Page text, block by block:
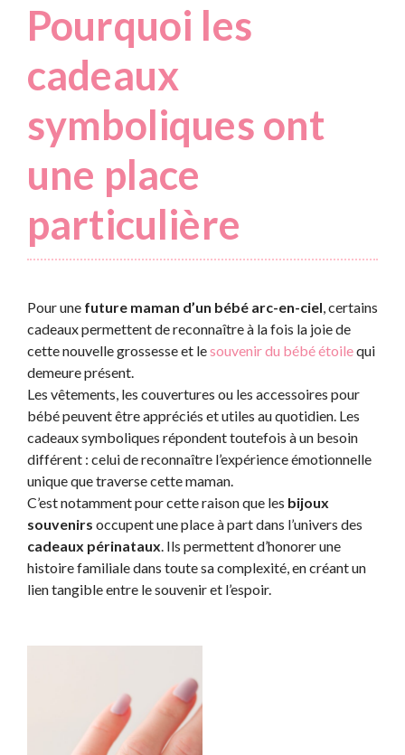
Pourquoi les
cadeaux
symboliques ont
une place
particulière
Pour une future maman d’un bébé arc-en-ciel, certains
cadeaux permettent de reconnaître à la fois la joie de
cette nouvelle grossesse et lesouvenir du bébé étoilequi
demeure présent.
Les vêtements, les couvertures ou les accessoires pour
bébé peuvent être appréciés et utiles au quotidien. Les
cadeaux symboliques répondent toutefois à un besoin
différent : celui de reconnaître l’expérience émotionnelle
unique que traverse cette maman.
C’est notamment pour cette raison que les bijoux
souvenirs occupent une place à part dans l’univers des
cadeaux périnataux. Ils permettent d’honorer une
histoire familiale dans toute sa complexité, en créant un
lien tangible entre le souvenir et l’espoir.